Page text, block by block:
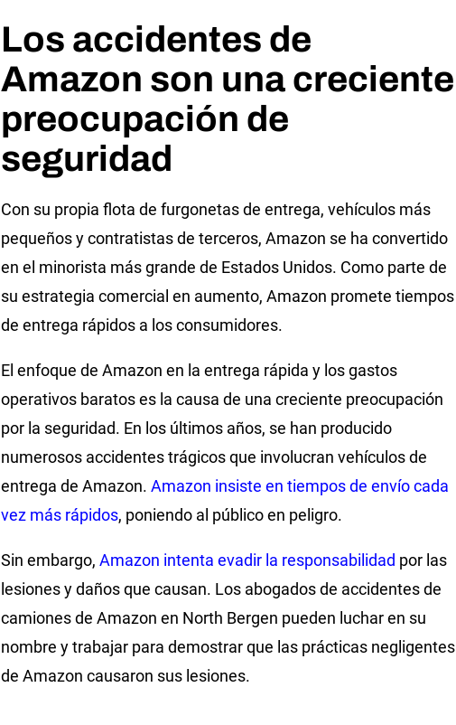
Los accidentes de
Amazon son una creciente
preocupación de
seguridad
Con su propia flota de furgonetas de entrega, vehículos más
pequeños y contratistas de terceros, Amazon se ha convertido
en el minorista más grande de Estados Unidos. Como parte de
su estrategia comercial en aumento, Amazon promete tiempos
de entrega rápidos a los consumidores.
El enfoque de Amazon en la entrega rápida y los gastos
operativos baratos es la causa de una creciente preocupación
por la seguridad. En los últimos años, se han producido
numerosos accidentes trágicos que involucran vehículos de
entrega de Amazon. Amazon insiste en tiempos de envío cada
vez más rápidos, poniendo al público en peligro.
Sin embargo, Amazon intenta evadir la responsabilidad por las
lesiones y daños que causan. Los abogados de accidentes de
camiones de Amazon en North Bergen pueden luchar en su
nombre y trabajar para demostrar que las prácticas negligentes
de Amazon causaron sus lesiones.